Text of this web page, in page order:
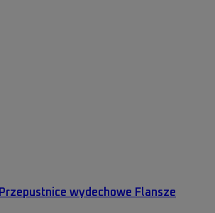
Przepustnice wydechowe Flansze